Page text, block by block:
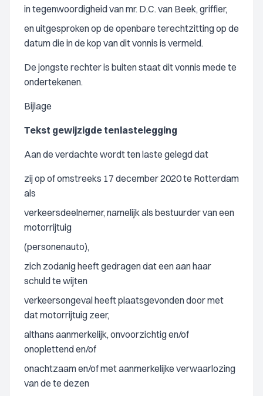
in tegenwoordigheid van mr. D.C. van Beek, griffier,
en uitgesproken op de openbare terechtzitting op de
datum die in de kop van dit vonnis is vermeld.
De jongste rechter is buiten staat dit vonnis mede te
ondertekenen.
Bijlage
Tekst gewijzigde tenlastelegging
Aan de verdachte wordt ten laste gelegd dat
zij op of omstreeks 17 december 2020 te Rotterdam
als
verkeersdeelnemer, namelijk als bestuurder van een
motorrijtuig
(personenauto),
zich zodanig heeft gedragen dat een aan haar
schuld te wijten
verkeersongeval heeft plaatsgevonden door met
dat motorrijtuig zeer,
althans aanmerkelijk, onvoorzichtig en/of
onoplettend en/of
onachtzaam en/of met aanmerkelijke verwaarlozing
van de te dezen